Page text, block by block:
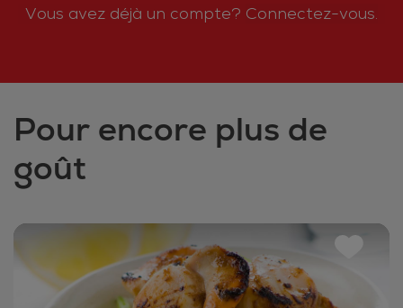
Vous avez déjà un compte? Connectez-vous.
Pour encore plus de
goût